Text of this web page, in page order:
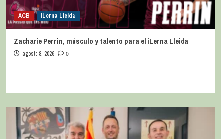
ACB iLerna Lleida
Zacharie Perrin, músculo y talento para el iLerna Lleida
agosto 8, 2026 0